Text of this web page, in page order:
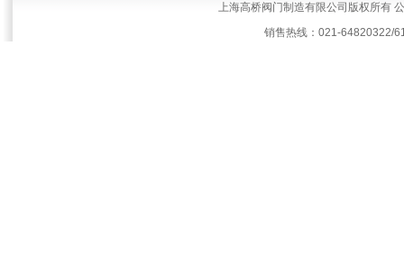
上海高桥阀门制造有限公司版权所有
销售热线：021-64820322/